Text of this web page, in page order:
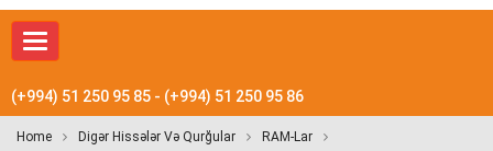
Toggle navigation
(+994) 51 250 95 85 - (+994) 51 250 95 86
Home Digər Hissələr Və Qurğular RAM-Lar